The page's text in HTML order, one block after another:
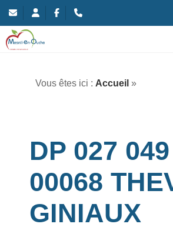
Vous êtes ici : Accueil »
DP 027
00068
GINIAUX